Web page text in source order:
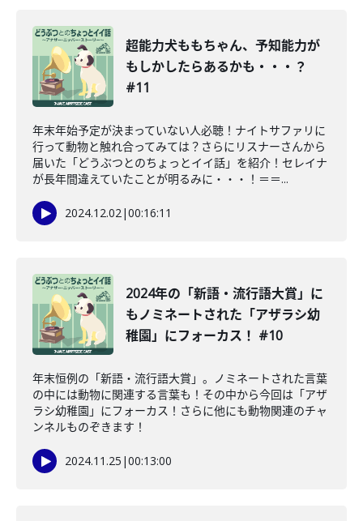
超能力犬ももちゃん、予知能力が
もしかしたらあるかも・・・？
#11
年末年始予定が決まっていない人必聴！ナイトサファリに
行って動物と触れ合ってみては？さらにリスナーさんから
届いた「どうぶつとのちょっとイイ話」を紹介！セレイナ
が長年間違えていたことが明るみに・・・！＝＝...
2024.12.02|00:16:11
2024年の「新語・流行語大賞」に
もノミネートされた「アザラシ幼
稚園」にフォーカス！ #10
年末恒例の「新語・流行語大賞」。ノミネートされた言葉
の中には動物に関連する言葉も！その中から今回は「アザ
ラシ幼稚園」にフォーカス！さらに他にも動物関連のチャ
ンネルものぞきます！
2024.11.25 |00:13:00